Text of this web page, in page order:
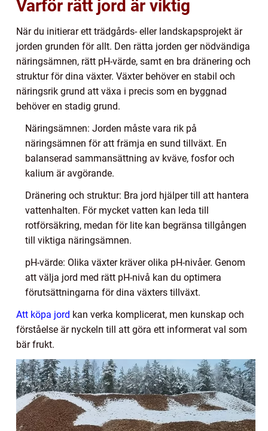
Varför rätt jord är viktig
När du initierar ett trädgårds- eller landskapsprojekt är
jorden grunden för allt. Den rätta jorden ger nödvändiga
näringsämnen, rätt pH-värde, samt en bra dränering och
struktur för dina växter. Växter behöver en stabil och
näringsrik grund att växa i precis som en byggnad
behöver en stadig grund.
Näringsämnen: Jorden måste vara rik på
näringsämnen för att främja en sund tillväxt. En
balanserad sammansättning av kväve, fosfor och
kalium är avgörande.
Dränering och struktur: Bra jord hjälper till att hantera
vattenhalten. För mycket vatten kan leda till
rotförsäkring, medan för lite kan begränsa tillgången
till viktiga näringsämnen.
pH-värde: Olika växter kräver olika pH-nivåer. Genom
att välja jord med rätt pH-nivå kan du optimera
förutsättningarna för dina växters tillväxt.
Att köpa jord kan verka komplicerat, men kunskap och
förståelse är nyckeln till att göra ett informerat val som
bär frukt.